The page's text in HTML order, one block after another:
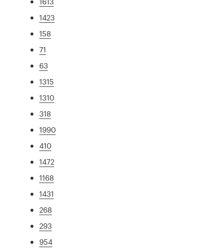
1423
158
71
63
1315
1310
318
1990
410
1472
1168
1431
268
293
954